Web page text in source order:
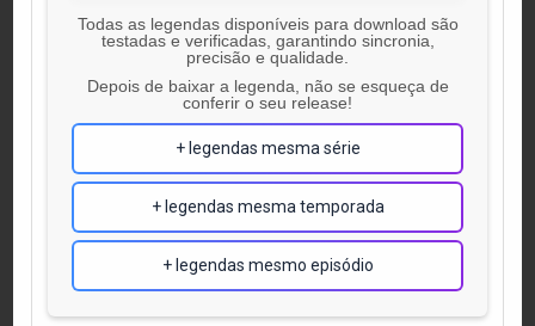
Todas as legendas disponíveis para download são
testadas e verificadas, garantindo sincronia,
precisão e qualidade.
Depois de baixar a legenda, não se esqueça de
conferir o seu release!
+ legendas mesma série
+ legendas mesma temporada
+ legendas mesmo episódio